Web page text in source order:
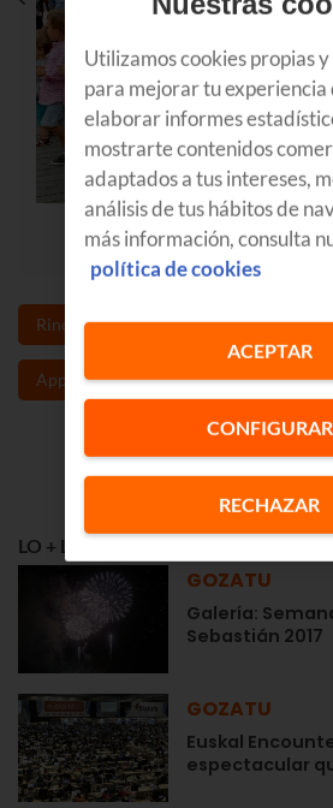
Rincones Euskadi Tecnología
Apps Deporte Agenda
LO + LEÍDO
GOZATU
Galería:
Sebastián 2017
GOZATU
Euskal
espectacular
Utilizamos cookies propias
para mejorar tu experiencia
elaborar informes
mostrarte contenidos
adaptados a tus intereses,
análisis de tus hábitos de
más información, consulta
política de cookies
CONFIGURAR
RECHAZAR
ACEPTAR